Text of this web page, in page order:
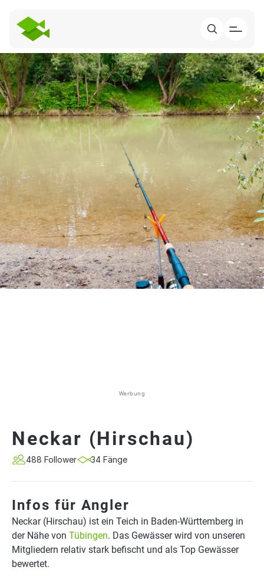
Werbung
Neckar (Hirschau)
488 Follower 34 Fänge
Infos für Angler
Neckar (Hirschau) ist ein Teich in Baden-Württemberg in
der Nähe von Tübingen. Das Gewässer wird von unseren
Mitgliedern relativ stark befischt und als Top Gewässer
bewertet.